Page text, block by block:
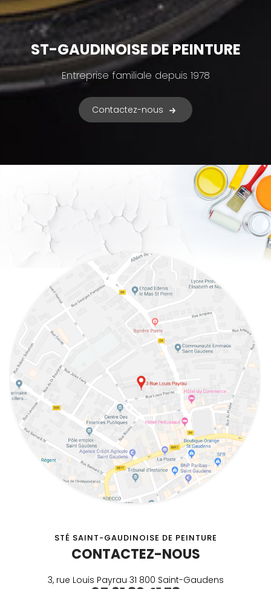
ST-GAUDINOISE DE PEINTURE
Entreprise familiale depuis 1978
Contactez-nous
STÉ SAINT-GAUDINOISE DE PEINTURE
CONTACTEZ-NOUS
3, rue Louis Payrau 31 800 Saint-Gaudens